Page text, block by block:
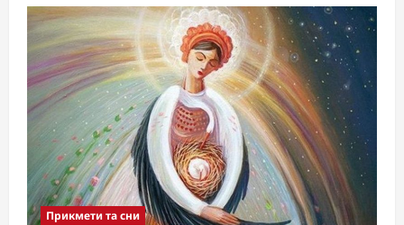
Наталія
Холоденко:
біографія
психологині,
яка
перетворила
особисті
випробування
на
силу
для
мільйонів
Прикмети та сни